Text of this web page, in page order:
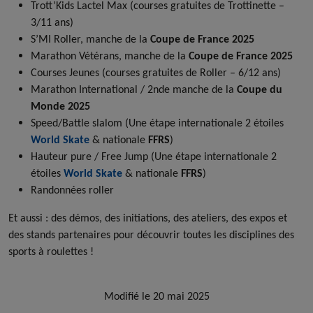
Trott’Kids Lactel Max (courses gratuites de Trottinette –
3/11 ans)
S’MI Roller, manche de la Coupe de France 2025
Marathon Vétérans, manche de la Coupe de France 2025
Courses Jeunes (courses gratuites de Roller – 6/12 ans)
Marathon International / 2nde manche de la Coupe du
Monde 2025
Speed/Battle slalom (Une étape internationale 2 étoiles
World Skate & nationale FFRS)
Hauteur pure / Free Jump (Une étape internationale 2
étoiles World Skate & nationale FFRS)
Randonnées roller
Et aussi : des démos, des initiations, des ateliers, des expos et
des stands partenaires pour découvrir toutes les disciplines des
sports à roulettes !
Modifié le 20 mai 2025